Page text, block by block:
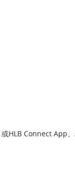
或HLB Connect App